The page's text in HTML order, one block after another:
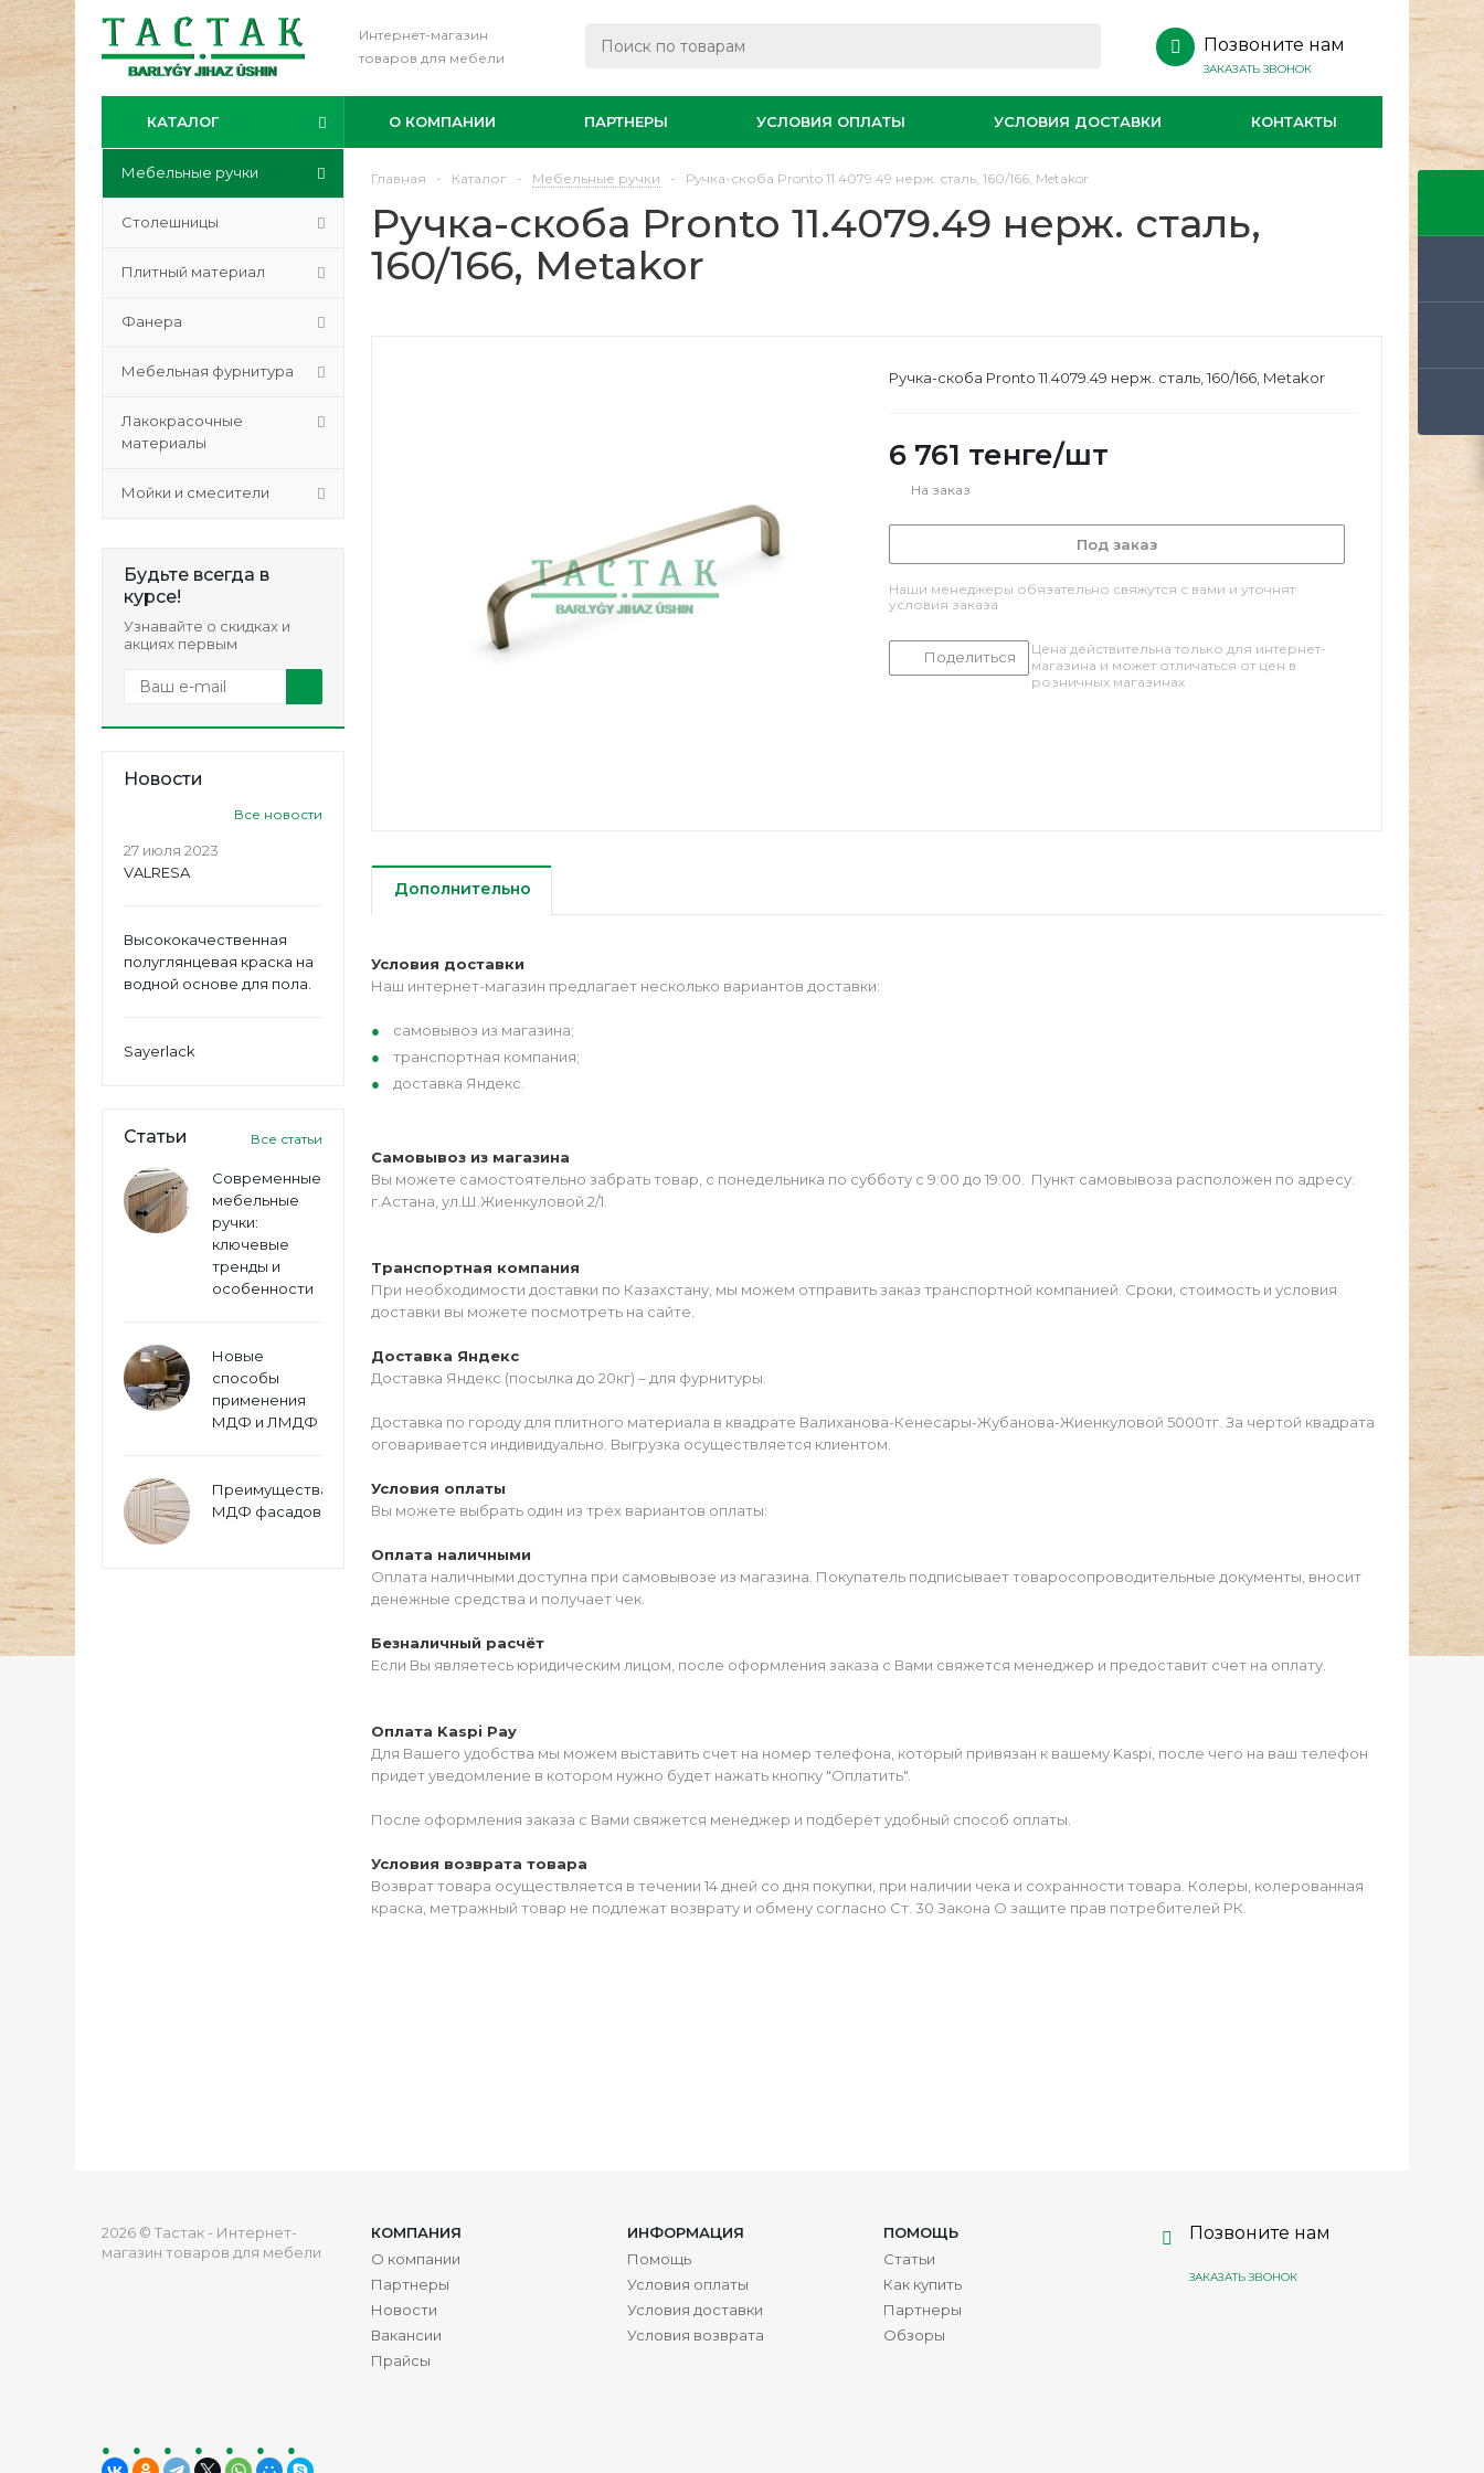
Интернет-магазин
товаров для мебели
Позвоните нам
ЗАКАЗАТЬ ЗВОНОК
КАТАЛОГ О КОМПАНИИ ПАРТНЕРЫ УСЛОВИЯ ОПЛАТЫ УСЛОВИЯ ДОСТАВКИ КОНТАКТЫ
Мебельные ручки
Столешницы
Плитный материал
Фанера
Мебельная фурнитура
Лакокрасочные
материалы
Мойки и смесители
Будьте всегда в
курсе!
Узнавайте о скидках и
акциях первым
Новости
Все новости
27 июля 2023
VALRESA
Высококачественная
полуглянцевая краска на
водной основе для пола.
Sayerlack
Статьи Все статьи
Современные
мебельные
ручки:
ключевые
тренды и
особенности
Новые
способы
применения
МДФ и ЛМДФ
Преимущества
МДФ фасадов
Главная - Каталог - Мебельные ручки - Ручка-скоба Pronto 11.4079.49 нерж. сталь, 160/166, Metakor
Ручка-скоба Pronto 11.4079.49 нерж. сталь,
160/166, Metakor
Ручка-скоба Pronto 11.4079.49 нерж. сталь, 160/166, Metakor
6 761 тенге/шт
На заказ
Под заказ
Наши менеджеры обязательно свяжутся с вами и уточнят
условия заказа
Поделиться
Цена действительна только для интернет-
магазина и может отличаться от цен в
розничных магазинах
Дополнительно
Условия доставки
Наш интернет-магазин предлагает несколько вариантов доставки:
самовывоз из магазина;
транспортная компания;
доставка Яндекс.
Самовывоз из магазина
Вы можете самостоятельно забрать товар, с понедельника по субботу с 9:00 до 19:00. Пункт самовывоза расположен по адресу:
г.Астана, ул.Ш.Жиенкуловой 2/1.
Транспортная компания
При необходимости доставки по Казахстану, мы можем отправить заказ транспортной компанией. Сроки, стоимость и условия
доставки вы можете посмотреть на сайте.
Доставка Яндекс
Доставка Яндекс (посылка до 20кг) – для фурнитуры.
Доставка по городу для плитного материала в квадрате Валиханова-Кенесары-Жубанова-Жиенкуловой 5000тг. За чертой квадрата
оговаривается индивидуально. Выгрузка осуществляется клиентом.
Условия оплаты
Вы можете выбрать один из трёх вариантов оплаты:
Оплата наличными
Оплата наличными доступна при самовывозе из магазина. Покупатель подписывает товаросопроводительные документы, вносит
денежные средства и получает чек.
Безналичный расчёт
Если Вы являетесь юридическим лицом, после оформления заказа с Вами свяжется менеджер и предоставит счет на оплату.
Оплата Kaspi Pay
Для Вашего удобства мы можем выставить счет на номер телефона, который привязан к вашему Kaspi, после чего на ваш телефон
придет уведомление в котором нужно будет нажать кнопку "Оплатить".
После оформления заказа с Вами свяжется менеджер и подберёт удобный способ оплаты.
Условия возврата товара
Возврат товара осуществляется в течении 14 дней со дня покупки, при наличии чека и сохранности товара. Колеры, колерованная
краска, метражный товар не подлежат возврату и обмену согласно Ст. 30 Закона О защите прав потребителей РК.
2026 © Тастак - Интернет-
магазин товаров для мебели
КОМПАНИЯ ИНФОРМАЦИЯ
ПОМОЩЬ
О компании
Партнеры
Новости
Вакансии
Прайсы
Помощь
Условия оплаты
Условия доставки
Условия возврата
Статьи
Как купить
Партнеры
Обзоры
Позвоните нам
ЗАКАЗАТЬ ЗВОНОК